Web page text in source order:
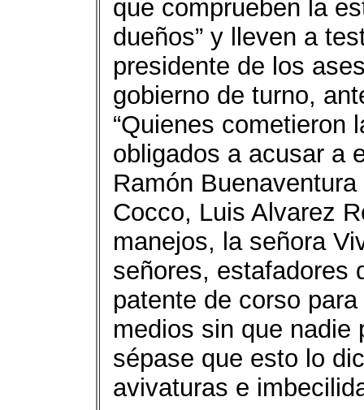
que comprueben la
dueños” y lleven a
presidente de los
gobierno de turno,
“Quienes cometieron
obligados a acusar a
Ramón
Cocco, Luis Alvarez
manejos, la señora
señores, estafadores
patente de corso
medios sin que nadie
sépase que esto lo
avivaturas e